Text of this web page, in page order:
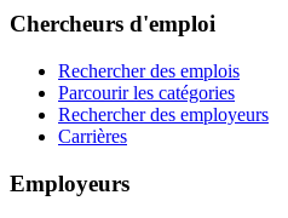
Chercheurs d'emploi
Rechercher des emplois
Parcourir les catégories
Rechercher des employeurs
Carrières
Employeurs